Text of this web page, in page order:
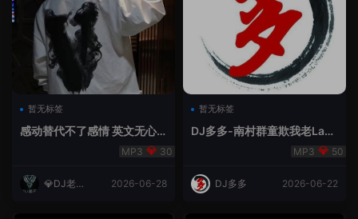
暂无标签
感动替代不了感情 英文无心
睡眠睡-小明同学remix
30
💎DJ老王
2026-06-28
暂无标签
DJ多多-南村群童欺我老Lak
50
DJ多多 2026-06-22